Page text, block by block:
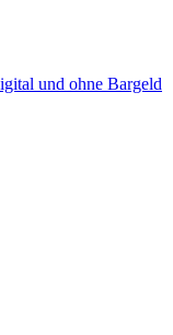
und ohne Bargeld